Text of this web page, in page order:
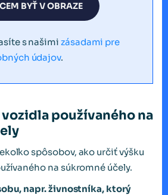
BYŤ V OBRAZE
s našimi zásadami pre
údajov.
používaného na
spôsobov, ako určiť výšku
na súkromné účely.
napr. živnostníka, ktorý